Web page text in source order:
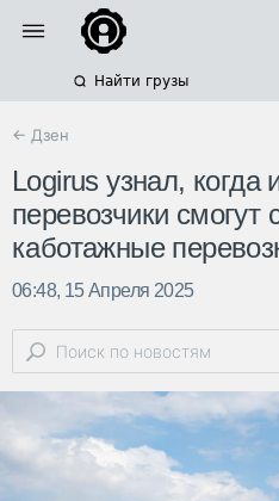
Найти грузы
← Дзен
Logirus узнал, когда
перевозчики смогут
каботажные
06:48, 15 Апреля 2025